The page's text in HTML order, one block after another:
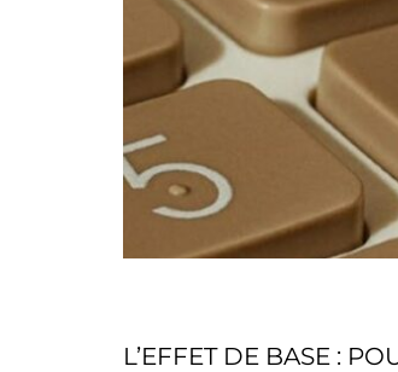
L’EFFET DE BASE :